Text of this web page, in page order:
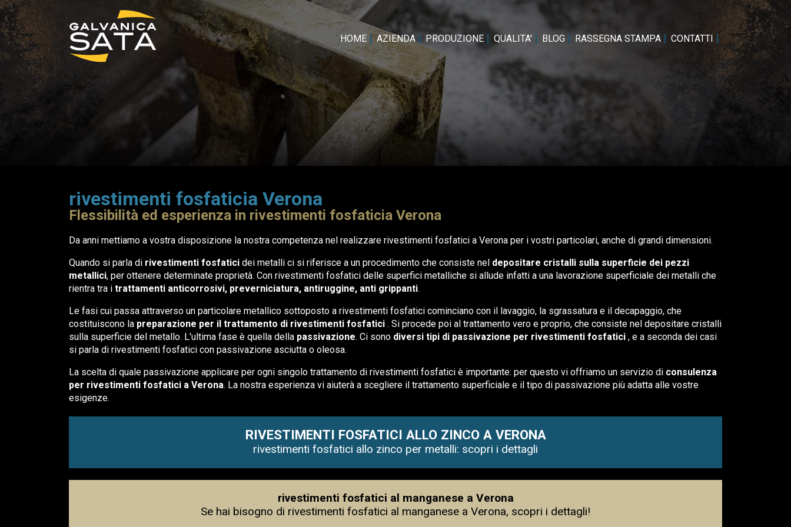
HOME AZIENDA PRODUZIONE QUALITA' BLOG RASSEGNA STAMPA CONTATTI
rivestimenti fosfaticia Verona
Flessibilità ed esperienza in rivestimenti fosfaticia Verona
Da anni mettiamo a vostra disposizione la nostra competenza nel realizzare rivestimenti fosfatici a Verona per i vostri particolari, anche di grandi dimensioni.
Quando si parla di rivestimenti fosfatici dei metalli ci si riferisce a un procedimento che consiste nel depositare cristalli sulla superficie dei pezzi
metallici, per ottenere determinate proprietà. Con rivestimenti fosfatici delle superfici metalliche si allude infatti a una lavorazione superficiale dei metalli che
rientra tra i trattamenti anticorrosivi, preverniciatura, antiruggine, anti grippanti.
Le fasi cui passa attraverso un particolare metallico sottoposto a rivestimenti fosfatici cominciano con il lavaggio, la sgrassatura e il decapaggio, che
costituiscono la preparazione per il trattamento di rivestimenti fosfatici . Si procede poi al trattamento vero e proprio, che consiste nel depositare cristalli
sulla superficie del metallo. L'ultima fase è quella della passivazione. Ci sono diversi tipi di passivazione per rivestimenti fosfatici , e a seconda dei casi
si parla di rivestimenti fosfatici con passivazione asciutta o oleosa.
La scelta di quale passivazione applicare per ogni singolo trattamento di rivestimenti fosfatici è importante: per questo vi offriamo un servizio di consulenza
per rivestimenti fosfatici a Verona. La nostra esperienza vi aiuterà a scegliere il trattamento superficiale e il tipo di passivazione più adatta alle vostre
esigenze.
RIVESTIMENTI FOSFATICI ALLO ZINCO A VERONA
rivestimenti fosfatici allo zinco per metalli: scopri i dettagli
rivestimenti fosfatici al manganese a Verona
Se hai bisogno di rivestimenti fosfatici al manganese a Verona, scopri i dettagli!